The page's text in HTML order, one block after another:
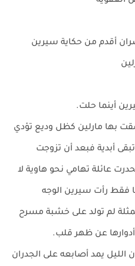
أقدم من حكاية سيرين
أينما حلت.
بها مارلين كظل وديع تؤدي
تبقى أبدية فبعد أن تزوجت
عائلة تهامي نحو هاوية لا
فقط رأت سيرين الوجه
لم تولد على خشبة مسرح
عن ظهر قلب.
الليل يمد أصابعه على الجدران